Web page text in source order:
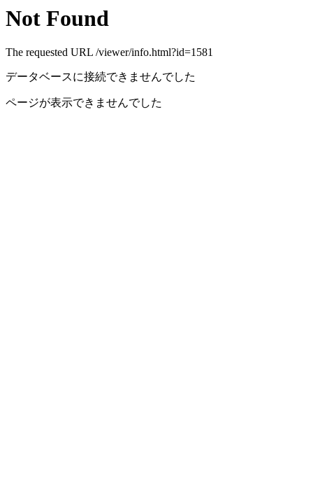
Not Found
The requested URL /viewer/info.html?id=1581
データベースに接続できませんでした
ページが表示できませんでした